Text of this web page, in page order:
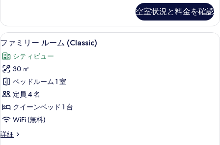
真
を
表
示
す
る
の
詳
細
空室状況と料金を確認
フ
ァ
ミ
リ
ー
ル
ー
ム
(Classic)
ファミリー ルーム (Classic) | 低刺激
6
ファミリー ルーム (Classic)
シティビュー
30 ㎡
ベッドルーム 1 室
定員 4 名
クイーンベッド 1 台
WiFi (無料)
詳細
フ